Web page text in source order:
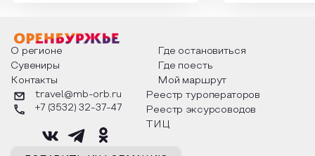
о том, как встречают новый год в
разных уголках страны, какие
обряды совершают на удачу и
благополучие, в чем схожи и
различаются традиции. Кто такой
Дед Мороз и откуда он пришел, как
его называют в разных уголках
страны и как появились елочные
Твардовского и
каждой строчке
восхищение
яркому времени
О регионе
Где остановиться
Сувениры
Где поесть
Контакты
Мой маршрут
travel@mb-orb.ru
+7 (3532) 32-37-47
Реестр туроператоров
Реестр эксурсоводов
ТИЦ